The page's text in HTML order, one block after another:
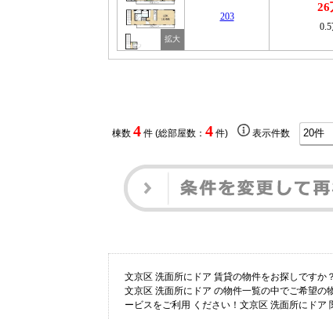
203
26
棟数 4 件 (総部屋数： 4 件) 表示件数
文京区 洗面所にドア 賃貸の物件をお探しですか
文京区 洗面所にドア の物件一覧の中でご希望
ービスをご利用 ください！文京区 洗面所にドア